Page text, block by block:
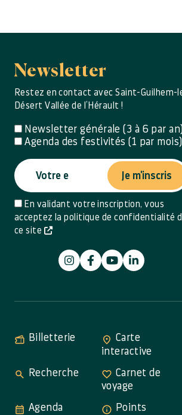
Newsletter
Restez en contact avec Saint-Guilhem-
Désert Vallée de l’Hérault !
Newsletter générale (3 à 6 par
Agenda des festivités (1 par mois)
En validant votre inscription, vous
acceptez la politique de confidentialité
ce site
Je m'inscris
Billetterie
Carte
interactive
Recherche
Carnet de
voyage
Agenda
Points